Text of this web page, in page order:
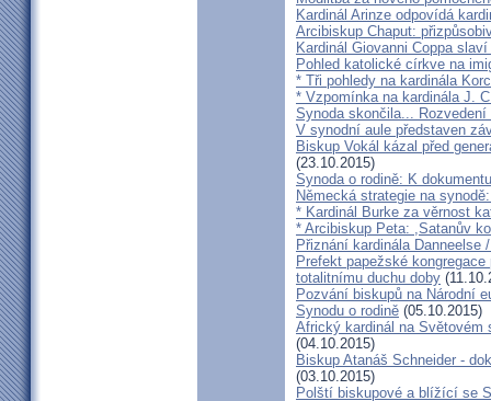
Kardinál Arinze odpovídá
Arcibiskup Chaput:
Kardinál Giovanni Coppa
Pohled katolické církve na
* Tři pohledy na kardinála
* Vzpomínka na kardinála J.
Synoda skončila...
V synodní aule představen
Biskup Vokál kázal před
(23.10.2015)
Synoda o rodině: K
Německá strategie na
* Kardinál Burke za věrnost
* Arcibiskup Peta: ,Satanův
Přiznání kardinála Danneelse
Prefekt papežské
totalitnímu duchu doby
Pozvání biskupů na Národní
Synodu o rodině (05.10.2015)
Africký kardinál na Světovém
(04.10.2015)
Biskup Atanáš Schneider -
(03.10.2015)
Polští biskupové a blížící se